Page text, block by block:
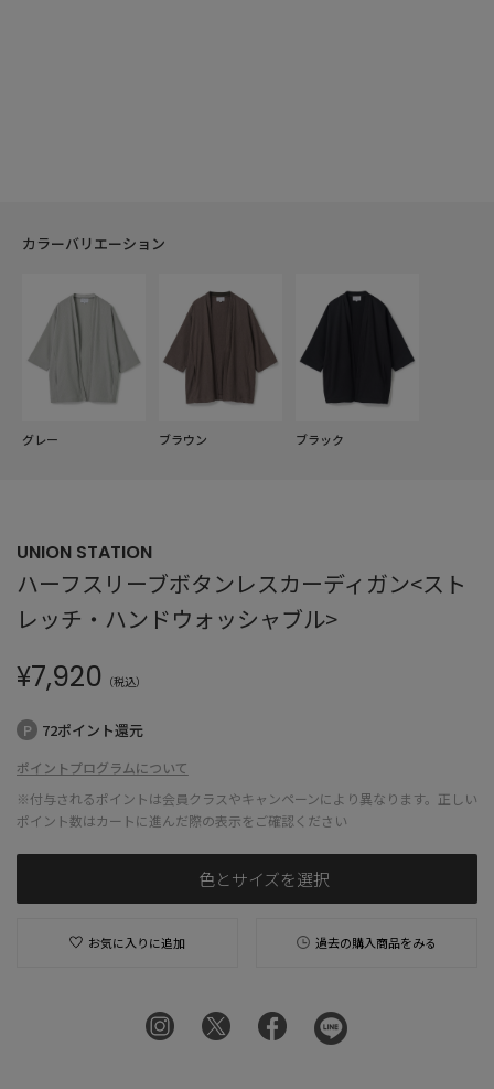
カラーバリエーション
グレー ブラウン ブラック
UNION STATION
ハーフスリーブボタンレスカーディガン<スト
レッチ・ハンドウォッシャブル>
¥7,920 （税込）
72ポイント還元
ポイントプログラムについて
※付与されるポイントは会員クラスやキャンペーンにより異なります。正しい
ポイント数はカートに進んだ際の表示をご確認ください
色とサイズを選択
お気に入りに追加 過去の購入商品をみる